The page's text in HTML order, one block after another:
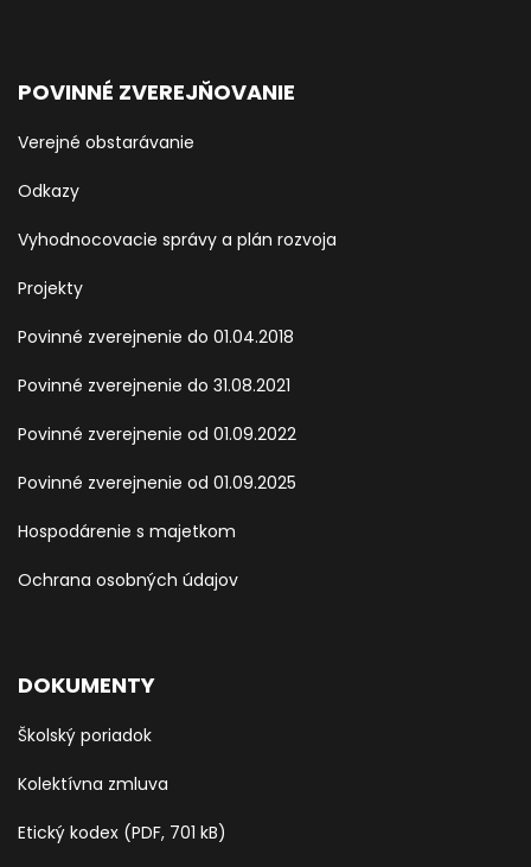
POVINNÉ ZVEREJŇOVANIE
Verejné obstarávanie
Odkazy
Vyhodnocovacie správy a plán rozvoja
Projekty
Povinné zverejnenie do 01.04.2018
Povinné zverejnenie do 31.08.2021
Povinné zverejnenie od 01.09.2022
Povinné zverejnenie od 01.09.2025
Hospodárenie s majetkom
Ochrana osobných údajov
DOKUMENTY
Školský poriadok
Kolektívna zmluva
Etický kodex (PDF, 701 kB)